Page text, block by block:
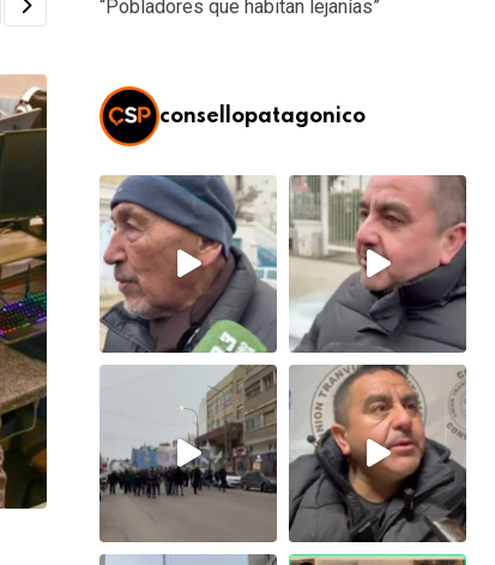
SOCIEDAD
“Pobladores que habitan lejanías”
consellopatagonico